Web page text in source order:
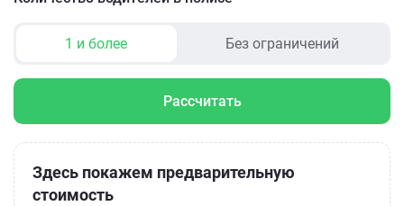
1 и более Без ограничений
Рассчитать
Здесь покажем предварительную
стоимость